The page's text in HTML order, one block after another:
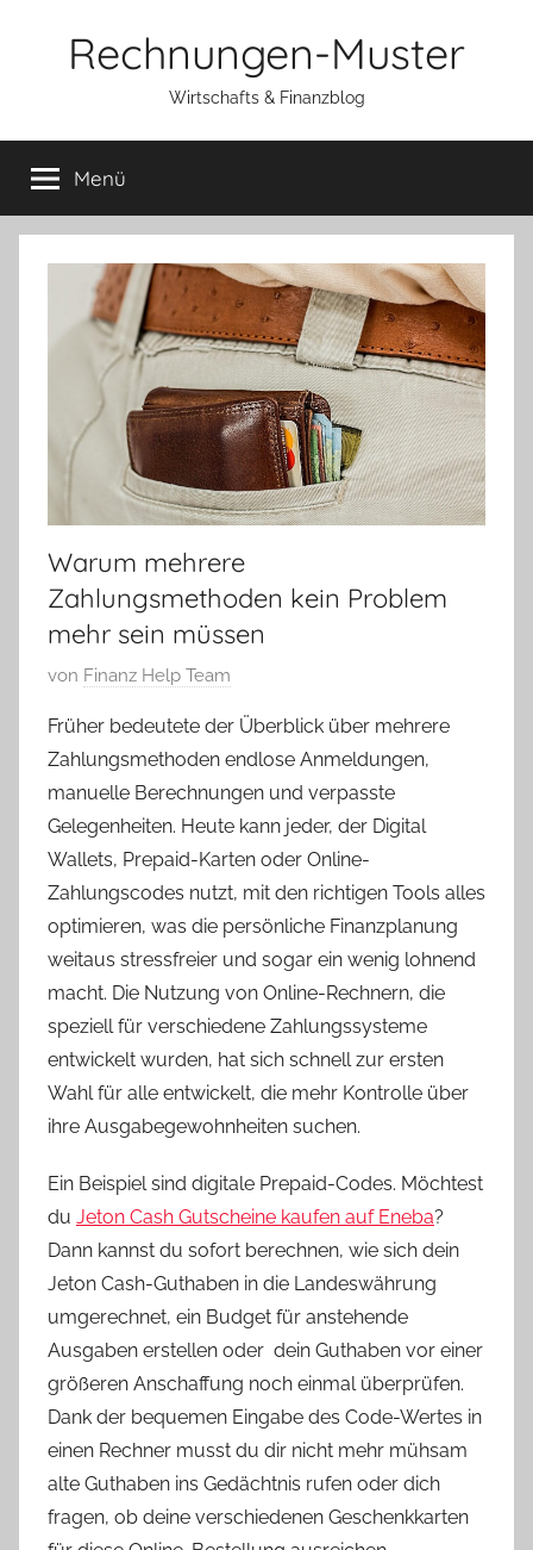
Rechnungen-Muster
Wirtschafts & Finanzblog
Menü
Warum mehrere
Zahlungsmethoden kein Problem
mehr sein müssen
V
r
ö
f
f
e
n
t
l
i
M
0
,
2
0
2
6
von Finanz Help Team
Früher bedeutete der Überblick über mehrere
Zahlungsmethoden endlose Anmeldungen,
manuelle Berechnungen und verpasste
Gelegenheiten. Heute kann jeder, der Digital
Wallets, Prepaid-Karten oder Online-
Zahlungscodes nutzt, mit den richtigen Tools alles
optimieren, was die persönliche Finanzplanung
weitaus stressfreier und sogar ein wenig lohnend
macht. Die Nutzung von Online-Rechnern, die
speziell für verschiedene Zahlungssysteme
entwickelt wurden, hat sich schnell zur ersten
Wahl für alle entwickelt, die mehr Kontrolle über
ihre Ausgabegewohnheiten suchen.
Ein Beispiel sind digitale Prepaid-Codes. Möchtest
du Jeton Cash Gutscheine kaufen auf Eneba?
Dann kannst du sofort berechnen, wie sich dein
Jeton Cash-Guthaben in die Landeswährung
umgerechnet, ein Budget für anstehende
Ausgaben erstellen oder dein Guthaben vor einer
größeren Anschaffung noch einmal überprüfen.
Dank der bequemen Eingabe des Code-Wertes in
einen Rechner musst du dir nicht mehr mühsam
alte Guthaben ins Gedächtnis rufen oder dich
fragen, ob deine verschiedenen Geschenkkarten